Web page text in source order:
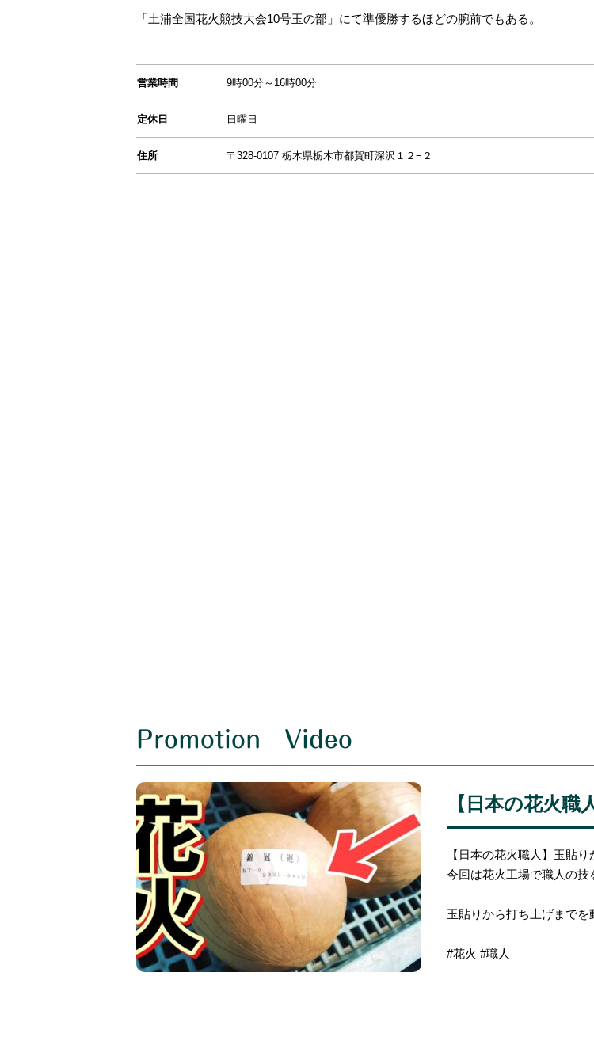
「土浦全国花火競技大会10号玉の部」にて準優勝するほどの腕前でもある。
営業時間 9時00分～16時00分
定休日 日曜日
住所 〒328-0107 栃木県栃木市都賀町深沢１２−２
Promotion Video
【日本の花火
【日本の花火職人】玉貼
今回は花火工場で職人の技
玉貼りから打ち上げまでを
#花火 #職人